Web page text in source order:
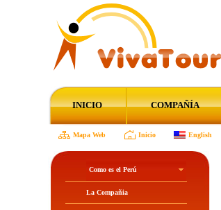
INICIO COMPAÑÍA
Mapa Web Inicio English
Como es el Perú
La Compañia